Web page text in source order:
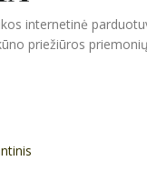
internetinė
priežiūros